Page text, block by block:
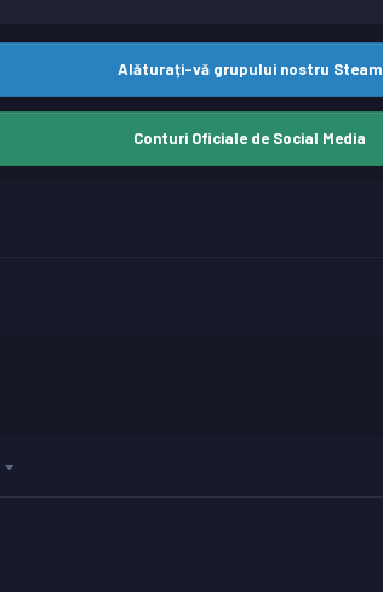
Alăturați-vă grupului nostru Steam
Conturi Oficiale de Social Media